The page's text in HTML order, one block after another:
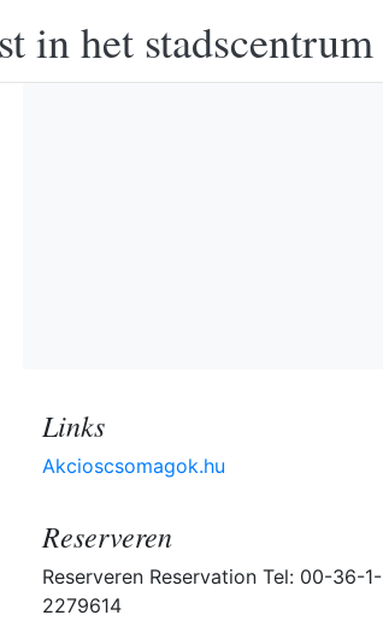
in het stadscentrum
Links
Akcioscsomagok.hu
Reserveren
Reserveren Reservation Tel: 00-36-1-
2279614